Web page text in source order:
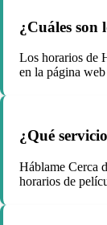
¿Cuáles son
Los horarios de
en la página
¿Qué
Háblame Cerca
horarios de